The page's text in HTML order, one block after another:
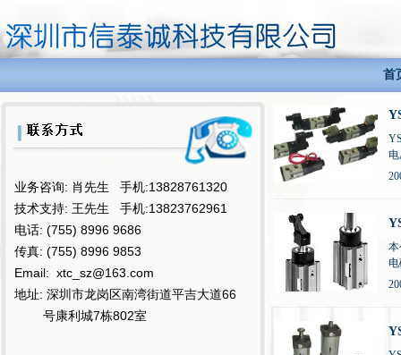
首
业务咨询: 肖先生 手机:13828761320
技术支持: 王先生 手机:13823762961
电话: (755) 8996 9686
传真: (755) 8996 9853
Email: xtc_sz@163.com
地址: 深圳市龙岗区南湾街道平吉大道66
号康利城7栋802室
电
接